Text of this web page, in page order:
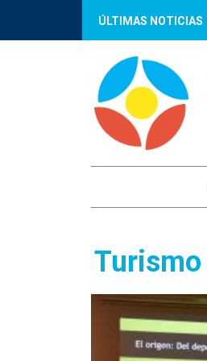
ÚLTIMAS NOTICIAS
Turismo